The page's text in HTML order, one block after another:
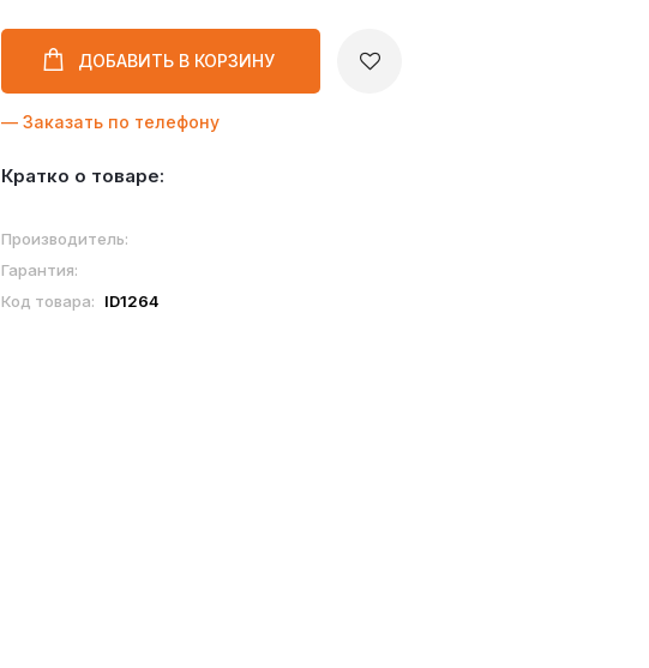
ДОБАВИТЬ В КОРЗИНУ
— Заказать по телефону
Кратко о товаре:
Производитель:
Гарантия:
Код товара:
ID1264